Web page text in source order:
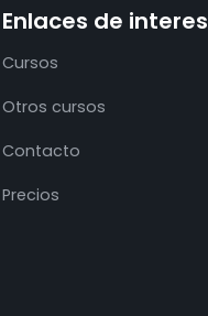
Enlaces de interes
Cursos
Otros cursos
Contacto
Precios